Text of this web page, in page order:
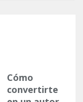
Cómo
convertirte